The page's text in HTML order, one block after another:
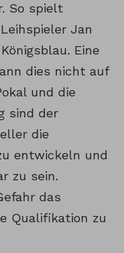
So spielt
Jan
Eine
dies nicht auf
und die
sind der
die
entwickeln und
zu sein.
das
Qualifikation zu